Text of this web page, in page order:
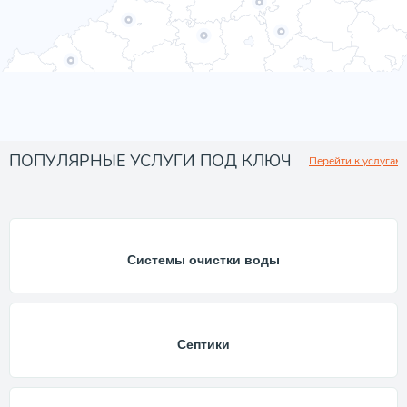
ПОПУЛЯРНЫЕ УСЛУГИ ПОД КЛЮЧ Перейти к услугам
Системы очистки воды
Септики